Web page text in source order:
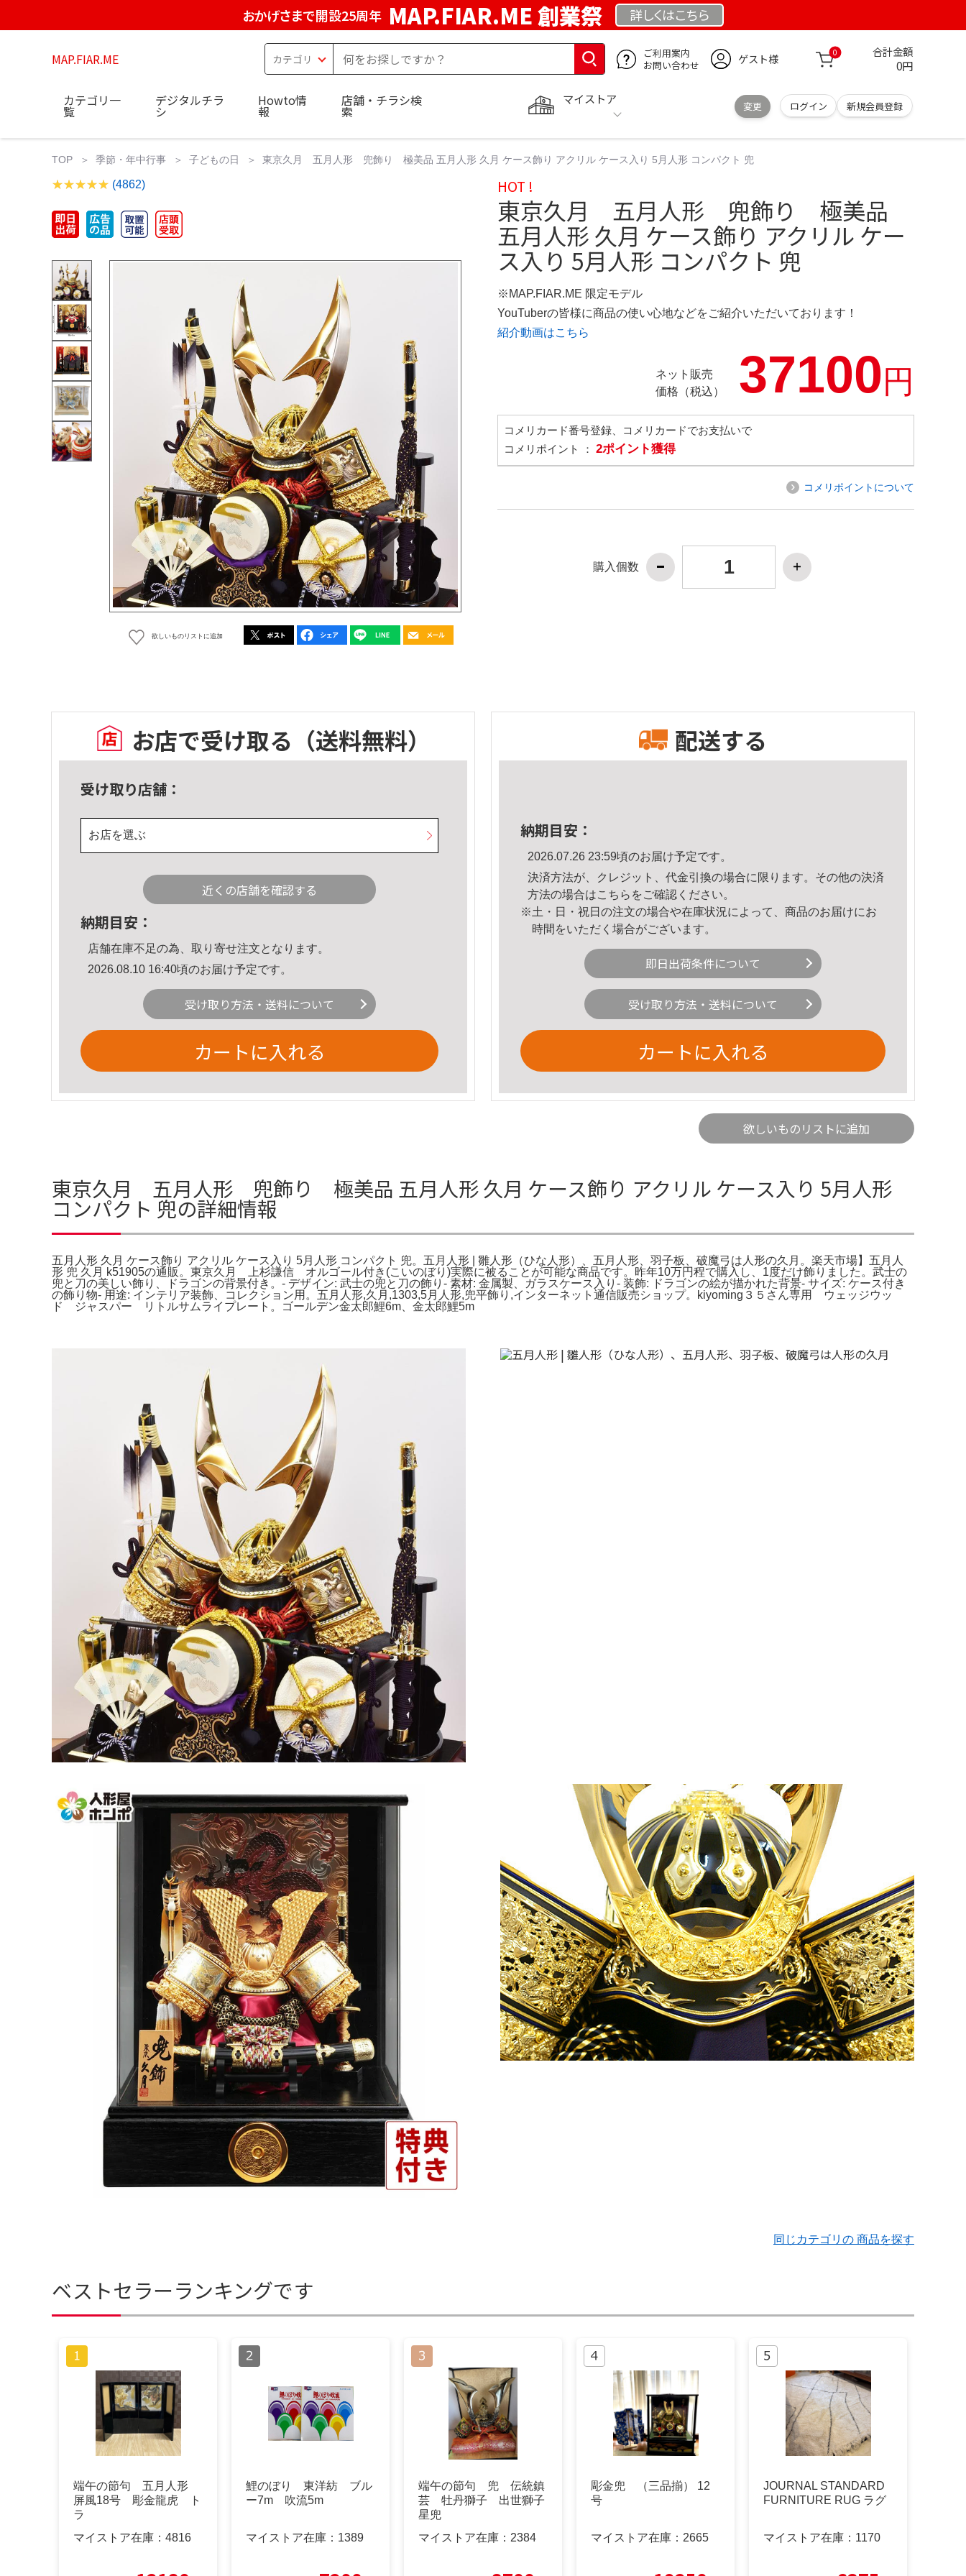
おかげさまで開設25周年 MAP.FIAR.ME 創業祭 詳しくはこちら
MAP.FIAR.ME
ご利用案内
お問い合わせ
ゲスト様 0 合計金額
0円
マイストア
変更 ログイン 新規会員登録
カテゴリ一
覧
デジタルチラ
シ
Howto情
報
店舗・チラシ検
索
TOP 季節・年中行事 子どもの日 東京久月 五月人形 兜飾り 極美品 五月人形 久月 ケース飾り アクリル ケース入り 5月人形 コンパクト 兜
(4862)
欲しいものリストに追加
HOT !
東京久月 五月人形 兜飾り 極美品
五月人形 久月 ケース飾り アクリル ケー
ス入り 5月人形 コンパクト 兜
※MAP.FIAR.ME 限定モデル
YouTuberの皆様に商品の使い心地などをご紹介いただいております！
紹介動画はこちら
ネット販売
価格（税込）
37100円
コメリカード番号登録、コメリカードでお支払いで
コメリポイント ： 2ポイント獲得
コメリポイントについて
購入個数
お店で受け取る （送料無料）
受け取り店舗：
お店を選ぶ
近くの店舗を確認する
納期目安：
店舗在庫不足の為、取り寄せ注文となります。
2026.08.10 16:40頃のお届け予定です。
受け取り方法・送料について
カートに入れる
配送する
納期目安：
2026.07.26 23:59頃のお届け予定です。
決済方法が、クレジット、代金引換の場合に限ります。その他の決済
方法の場合はこちら をご確認ください。
※土・日・祝日の注文の場合や在庫状況によって、商品のお届けにお
時間をいただく場合がございます。
即日出荷条件について
受け取り方法・送料について
カートに入れる
欲しいものリストに追加
東京久月 五月人形 兜飾り 極美品 五月人形 久月 ケース飾り アクリル ケース入り 5月人形
コンパクト 兜の詳細情報
五月人形 久月 ケース飾り アクリル ケース入り 5月人形 コンパクト 兜。五月人形 | 雛人形（ひな人形）、五月人形、羽子板、破魔弓は人形の久月。楽天市場】五月人
形 兜 久月 k51905の通販。東京久月 上杉謙信 オルゴール付き(こいのぼり)実際に被ることが可能な商品です。昨年10万円程で購入し、1度だけ飾りました。武士の
兜と刀の美しい飾り、ドラゴンの背景付き。- デザイン: 武士の兜と刀の飾り- 素材: 金属製、ガラスケース入り- 装飾: ドラゴンの絵が描かれた背景- サイズ: ケース付き
の飾り物- 用途: インテリア装飾、コレクション用。五月人形,久月,1303,5月人形,兜平飾り,インターネット通信販売ショップ。kiyoming３５さん専用 ウェッジウッ
ド ジャスパー リトルサムライプレート。ゴールデン金太郎鯉6m、金太郎鯉5m
同じカテゴリの 商品を探す
ベストセラーランキングです
端午の節句 五月人形
屏風18号 彫金龍虎 ト
ラ
マイストア在庫： 4816
鯉のぼり 東洋紡 ブル
ー7m 吹流5m
マイストア在庫： 1389
端午の節句 兜 伝統鎮
芸 牡丹獅子 出世獅子
星兜
マイストア在庫： 2384
彫金兜 （三品揃） 12
号
マイストア在庫： 2665
JOURNAL STANDARD
FURNITURE RUG ラグ
マイストア在庫： 1170